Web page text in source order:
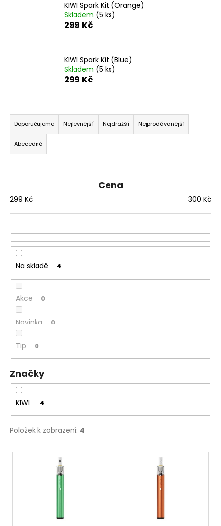
KIWI Spark Kit (Orange)
Skladem (5 ks)
299 Kč
KIWI Spark Kit (Blue)
Skladem (5 ks)
299 Kč
Ř
a
z
e
n
r
o
u
k
ů
Doporučujeme Nejlevnější Nejdražší Nejprodávanější
Abecedně
Cena
299 Kč 300 Kč
Na skladě 4
Akce 0
Novinka 0
Tip 0
Značky
KIWI 4
Položek k zobrazení: 4
V
e
m
e
10ML
11MG
169
Původně:
195
Kč